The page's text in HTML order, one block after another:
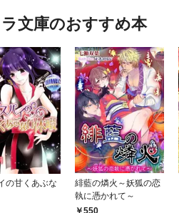
文庫のおすすめ本
の甘くあぶな
緋藍の燐火～妖狐の恋
執に憑かれて～